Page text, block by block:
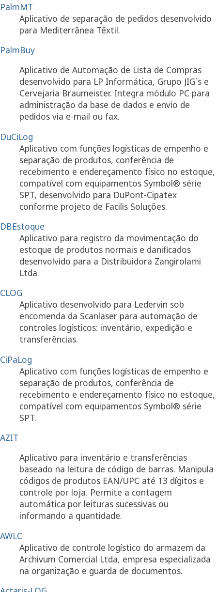
PalmMT
Aplicativo de separação de pedidos desenvolvido
para Mediterrânea Têxtil.
PalmBuy
Aplicativo de Automação de Lista de Compras
desenvolvido para LP Informática, Grupo JIG´s e
Cervejaria Braumeister. Integra módulo PC para
administração da base de dados e envio de
pedidos via e-mail ou fax.
DuCiLog
Aplicativo com funções logísticas de empenho e
separação de produtos, conferência de
recebimento e endereçamento físico no estoque,
compatível com equipamentos Symbol® série
SPT, desenvolvido para DuPont-Cipatex
conforme projeto de Facilis Soluções.
DBEstoque
Aplicativo para registro da movimentação do
estoque de produtos normais e danificados
desenvolvido para a Distribuidora Zangirolami
Ltda.
CLOG
Aplicativo desenvolvido para Ledervin sob
encomenda da Scanlaser para automação de
controles logísticos: inventário, expedição e
transferências.
CiPaLog
Aplicativo com funções logísticas de empenho e
separação de produtos, conferência de
recebimento e endereçamento físico no estoque,
compatível com equipamentos Symbol® série
SPT.
AZIT
Aplicativo para inventário e transferências
baseado na leitura de código de barras. Manipula
códigos de produtos EAN/UPC até 13 dígitos e
controle por loja. Permite a contagem
automática por leituras sucessivas ou
informando a quantidade.
AWLC
Aplicativo de controle logístico do armazem da
Archivum Comercial Ltda, empresa especializada
na organização e guarda de documentos.